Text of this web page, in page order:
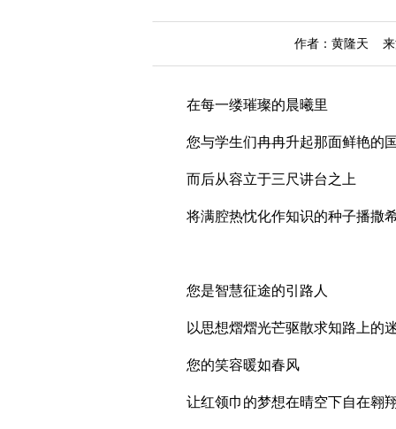
作者：黄隆天 来
在每一缕璀璨的晨曦里
您与学生们冉冉升起那面鲜艳的
而后从容立于三尺讲台之上
将满腔热忱化作知识的种子播撒
您是智慧征途的引路人
以思想熠熠光芒驱散求知路上的
您的笑容暖如春风
让红领巾的梦想在晴空下自在翱